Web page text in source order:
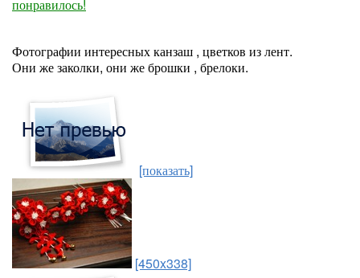
понравилось!
Фотографии интересных канзаш , цветков из лент.
Они же заколки, они же брошки , брелоки.
[показать]
[450x338]